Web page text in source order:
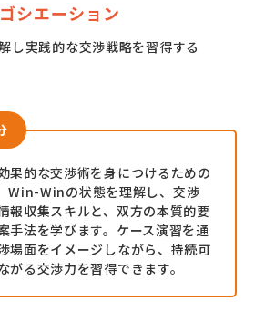
シエーション
し実践的な交渉戦略を習得する
果的な交渉術を身につけるための
Win-Winの状態を理解し、交渉
報収集スキルと、双方の本質的要
手法を学びます。ケース演習を通
場面をイメージしながら、持続可
がる交渉力を習得できます。